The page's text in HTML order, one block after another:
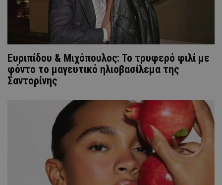
Ευριπίδου & Μιχόπουλος: Το τρυφερό φιλί με
φόντο το μαγευτικό ηλιοβασίλεμα της
Σαντορίνης